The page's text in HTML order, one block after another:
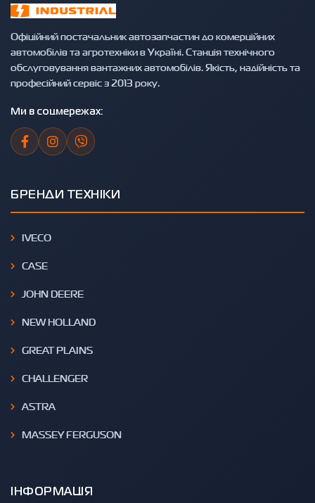
Офіційний постачальник автозапчастин до комерційних
автомобілів та агротехніки в Україні. Станція технічного
обслуговування вантажних автомобілів. Якість, надійність та
професійний сервіс з 2013 року.
Ми в соцмережах:
БРЕНДИ ТЕХНІКИ
IVECO
CASE
JOHN DEERE
NEW HOLLAND
GREAT PLAINS
CHALLENGER
ASTRA
MASSEY FERGUSON
ІНФОРМАЦІЯ